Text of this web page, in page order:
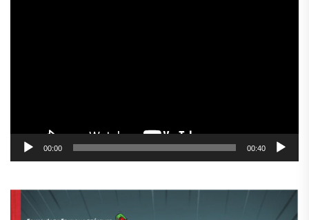
00:00 00:40